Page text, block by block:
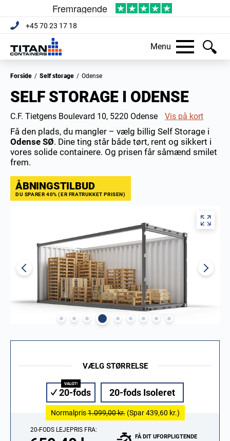
+45 70 23 17 18
Menu
Forside / Self storage / Odense
SELF STORAGE I ODENSE
C.F. Tietgens Boulevard 10, 5220 Odense Vis på kort
Få den plads, du mangler – vælg billig Self Storage i
Odense SØ. Dine ting står både tørt, rent og sikkert i
vores solide containere. Og prisen får såmænd smilet
frem.
ÅBNINGSTILBUD
DU SPARER 40% (ER FRATRUKKET PRISEN)
VÆLG STØRRELSE
20-fods 20-fods Isoleret
Normalpris1.099,00 kr.(Spar439,60 kr.)
20-FODS LEJEPRIS FRA:
FÅ DIT UFORPLIGTENDE